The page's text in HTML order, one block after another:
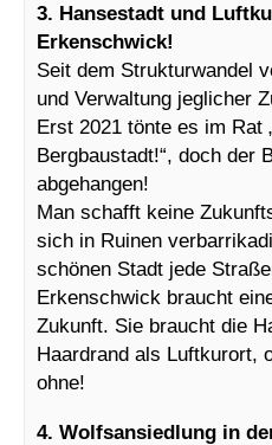
3. Hansestadt und
Erkenschwick!
Seit dem Strukturwandel
und Verwaltung jeglicher
Erst 2021 tönte es im Rat
Bergbaustadt!“, doch der
abgehangen!
Man schafft keine
sich in Ruinen
schönen Stadt jede
Erkenschwick braucht
Zukunft. Sie braucht die
Haardrand als Luftkurort,
ohne!
4. Wolfsansiedlung in